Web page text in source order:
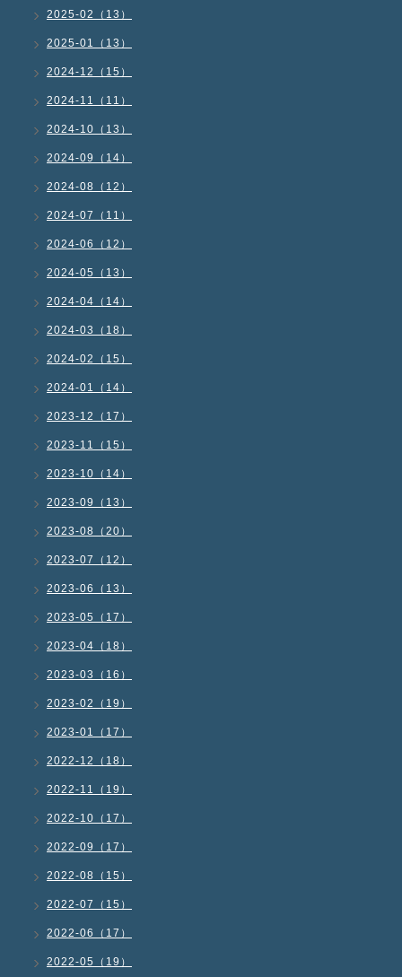
2025-02（13）
2025-01（13）
2024-12（15）
2024-11（11）
2024-10（13）
2024-09（14）
2024-08（12）
2024-07（11）
2024-06（12）
2024-05（13）
2024-04（14）
2024-03（18）
2024-02（15）
2024-01（14）
2023-12（17）
2023-11（15）
2023-10（14）
2023-09（13）
2023-08（20）
2023-07（12）
2023-06（13）
2023-05（17）
2023-04（18）
2023-03（16）
2023-02（19）
2023-01（17）
2022-12（18）
2022-11（19）
2022-10（17）
2022-09（17）
2022-08（15）
2022-07（15）
2022-06（17）
2022-05（19）